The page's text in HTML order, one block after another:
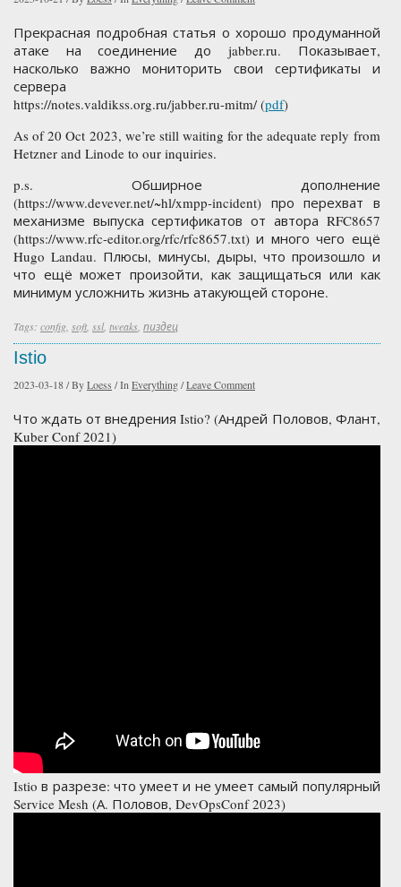
Прекрасная подробная статья о хорошо продуманной
атаке на соединение до jabber.ru. Показывает,
насколько важно мониторить свои сертификаты и
сервера
https://notes.valdikss.org.ru/jabber.ru-mitm/ (pdf)
As of 20 Oct 2023, we’re still waiting for the adequate reply from
Hetzner and Linode to our inquiries.
p.s. Обширное дополнение
(https://www.devever.net/~hl/xmpp-incident) про перехват в
механизме выпуска сертификатов от автора RFC8657
(https://www.rfc-editor.org/rfc/rfc8657.txt) и много чего ещё
Hugo Landau. Плюсы, минусы, дыры, что произошло и
что ещё может произойти, как защищаться или как
минимум усложнить жизнь атакующей стороне.
Tags: config soft ssl, tweaks пиздец
Istio
2023-03-18/ByLoess /In Everything/Leave Comment
Что ждать от внедрения Istio? (Андрей Половов, Флант,
Kuber Conf 2021)
Istio в разрезе: что умеет и не умеет самый популярный
Service Mesh (А. Половов, DevOpsConf 2023)